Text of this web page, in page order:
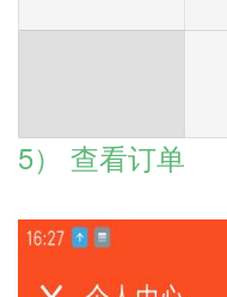
5） 查看订单